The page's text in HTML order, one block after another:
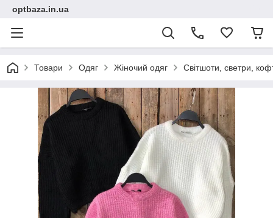
optbaza.in.ua
Товари Одяг Жіночий одяг Світшоти, светри,